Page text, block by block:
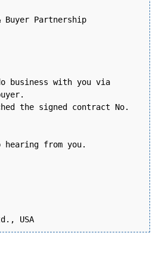
Partnership
business with you via
the signed contract No.
from you.
USA